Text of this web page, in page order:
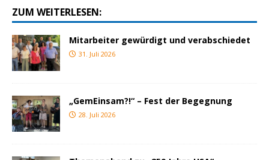
ZUM WEITERLESEN:
Mitarbeiter gewürdigt und verabschiedet
31. Juli 2026
„GemEinsam?!“ – Fest der Begegnung
28. Juli 2026